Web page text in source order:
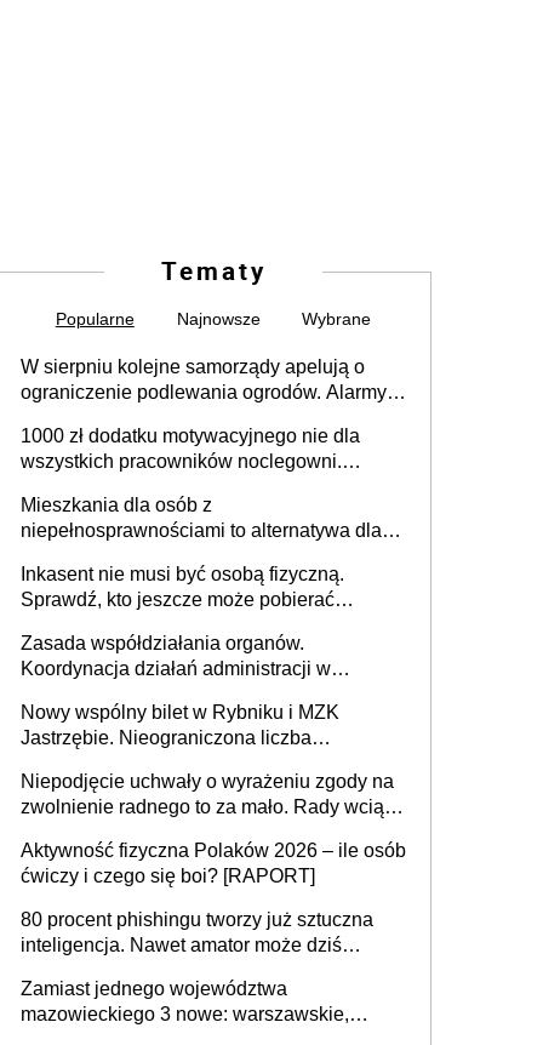
Tematy
Popularne Najnowsze Wybrane
W sierpniu kolejne samorządy apelują o
ograniczenie podlewania ogrodów. Alarmy w
może objąć cały kraj
1000 zł dodatku motywacyjnego nie dla
wszystkich pracowników noclegowni.
Mieszkania dla osób z
niepełnosprawnościami to alternatywa dla
samodzielnie lub z rodziną
Inkasent nie musi być osobą fizyczną.
Sprawdź, kto jeszcze może pobierać
Zasada współdziałania organów.
Koordynacja działań administracji w
Nowy wspólny bilet w Rybniku i MZK
Jastrzębie. Nieograniczona liczba
Niepodjęcie uchwały o wyrażeniu zgody na
zwolnienie radnego to za mało. Rady wciąż
rozstrzygać sprawy
Aktywność fizyczna Polaków 2026 – ile osób
ćwiczy i czego się boi? [RAPORT]
80 procent phishingu tworzy już sztuczna
inteligencja. Nawet amator może dziś
Zamiast jednego województwa
mazowieckiego 3 nowe: warszawskie,